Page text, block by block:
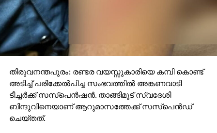
തിരുവനന്തപുരം: രണ്ടര വയസ്സുകാരിയെ കമ്പി കൊണ്ട്
അടിച്ച് പരിക്കേല്‍പിച്ച സംഭവത്തില്‍ അങ്കണവാടി
ടീച്ചര്‍ക്ക് സസ്‌പെന്‍ഷന്‍. താങ്ങിമൂട് സ്വദേശി
ബിന്ദുവിനെയാണ് ആറുമാസത്തേക്ക് സസ്‌പെന്‍ഡ്
ചെയ്തത്.